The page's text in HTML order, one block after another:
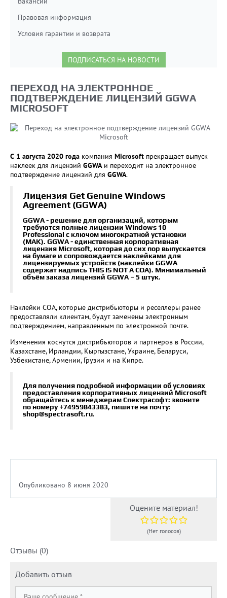
Правовая информация
Условия гарантии и возврата
ПОДПИСАТЬСЯ НА НОВОСТИ
ПЕРЕХОД НА ЭЛЕКТРОННОЕ
ПОДТВЕРЖДЕНИЕ ЛИЦЕНЗИЙ GGWA
MICROSOFT
С 1 августа 2020 года компания Microsoft прекращает выпуск
наклеек для лицензий GGWAи переходит на электронное
подтверждение лицензий для GGWA.
Лицензия Get Genuine Windows
Agreement (GGWA)
GGWA - решение для организаций, которым
требуются полные лицензии Windows 10
Professional с ключом многократной установки
(MAK). GGWA - единственная корпоративная
лицензия Microsoft, которая до сих пор выпускается
на бумаге и сопровождается наклейками для
лицензируемых устройств (наклейки GGWA
содержат надпись THIS IS NOT A COA). Минимальный
объём заказа лицензий GGWA – 5 штук.
Наклейки COA, которые дистрибьюторы и реселлеры ранее
предоставляли клиентам, будут заменены электронным
подтверждением, направленным по электронной почте.
Изменения коснутся дистрибьюторов и партнеров в России,
Казахстане, Ирландии, Кыргызстане, Украине, Беларуси,
Узбекистане, Армении, Грузии и на Кипре.
Для получения подробной информации об условиях
предоставления корпоративных лицензий Microsoft
обращайтесь к менеджерам Спектрасофт: звоните
по номеру+74959843383, пишите на почту:
shop@spectrasoft.ru.
Опубликовано 8 июня 2020
Оцените материал!
(Нет голосов)
Отзывы (0)
Добавить отзыв